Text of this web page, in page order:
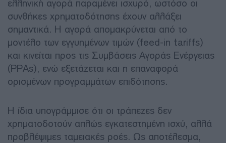
ελληνική αγορά παραμένει ισχυρό, ωστόσο οι
συνθήκες χρηματοδότησης έχουν αλλάξει
σημαντικά. Η αγορά απομακρύνεται από το
μοντέλο των εγγυημένων τιμών (feed-in tariffs)
και κινείται προς τις Συμβάσεις Αγοράς Ενέργειας
(PPAs), ενώ εξετάζεται και η επαναφορά
ορισμένων προγραμμάτων επιδότησης.
Η ίδια υπογράμμισε ότι οι τράπεζες δεν
χρηματοδοτούν απλώς εγκατεστημένη ισχύ, αλλά
προβλέψιμες ταμειακές ροές. Ως αποτέλεσμα,